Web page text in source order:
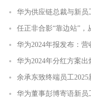
华为供应链总裁与新员
任正非合影“靠边站”
华为2024年报发布：营
华为2024年分红方案
余承东致终端员工
华为董事彭博寄语新